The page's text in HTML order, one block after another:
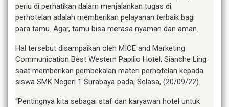
perlu di perhatikan dalam menjalankan tugas di
perhotelan adalah memberikan pelayanan terbaik bagi
para tamu. Agar, tamu bisa merasa nyaman dan aman.
Hal tersebut disampaikan oleh MICE and Marketing
Communication Best Western Papilio Hotel, Sianche Ling
saat memberikan pembekalan materi perhotelan kepada
siswa SMK Negeri 1 Surabaya pada, Selasa, (20/09/22).
“Pentingnya kita sebagai staf dan karyawan hotel untuk